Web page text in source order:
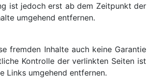
ist jedoch erst ab dem Zeitpunkt der
umgehend entfernen.
fremden Inhalte auch keine Garantie
Kontrolle der verlinkten Seiten ist
Links umgehend entfernen.